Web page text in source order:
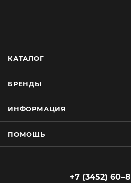
КАТАЛОГ
БРЕНДЫ
ИНФОРМАЦИЯ
ПОМОЩЬ
+7 (3452)